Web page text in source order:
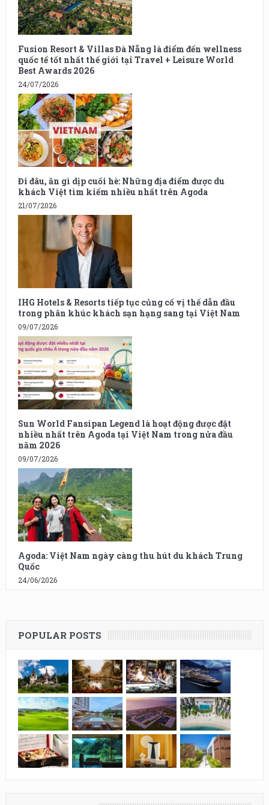
Fusion Resort & Villas Đà Nẵng là điểm đến wellness
quốc tế tốt nhất thế giới tại Travel + Leisure World
Best Awards 2026
24/07/2026
Đi đâu, ăn gì dịp cuối hè: Những địa điểm được du
khách Việt tìm kiếm nhiều nhất trên Agoda
21/07/2026
IHG Hotels & Resorts tiếp tục củng cố vị thế dẫn đầu
trong phân khúc khách sạn hạng sang tại Việt Nam
09/07/2026
Sun World Fansipan Legend là hoạt động được đặt
nhiều nhất trên Agoda tại Việt Nam trong nửa đầu
năm 2026
09/07/2026
Agoda: Việt Nam ngày càng thu hút du khách Trung
Quốc
24/06/2026
POPULAR POSTS